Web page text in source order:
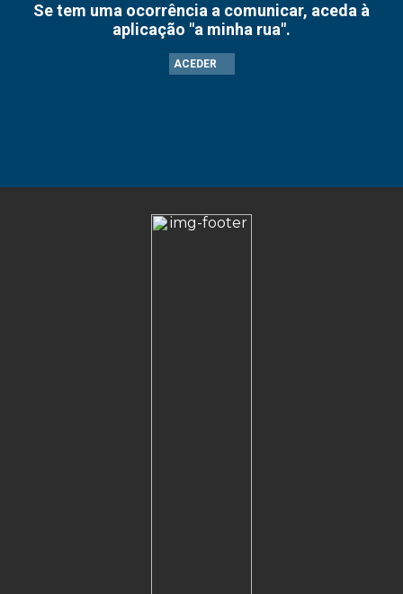
Se tem uma ocorrência a comunicar, aceda à
aplicação "a minha rua".
ACEDER